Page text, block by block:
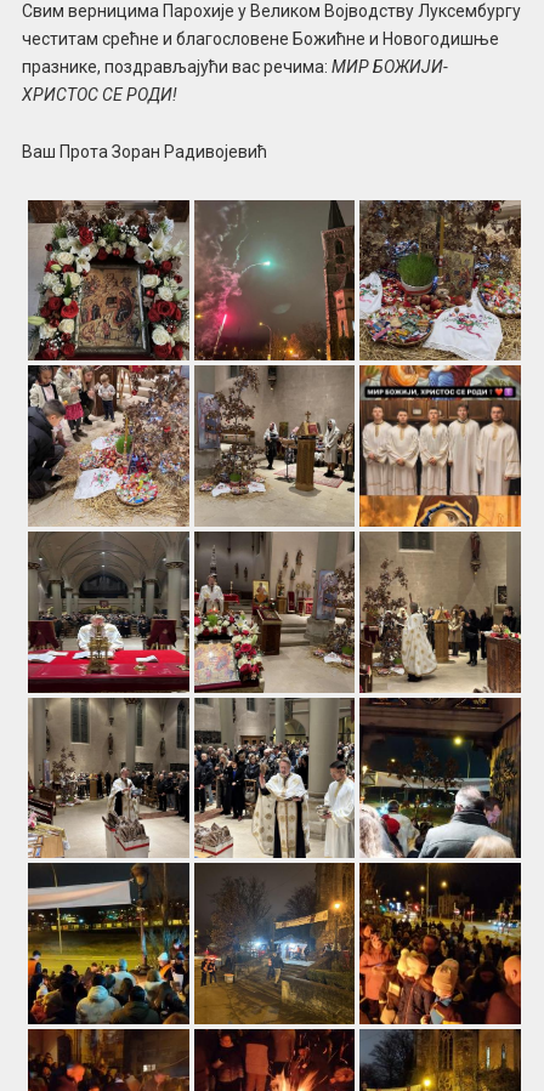
Свим верницима Парохије у Великом Војводству Луксембургу
честитам срећне и благословене Божићне и Новогодишње
празнике, поздрављајући вас речима: МИР БОЖИЈИ-
ХРИСТОС СЕ РОДИ!
Ваш Прота Зоран Радивојевић